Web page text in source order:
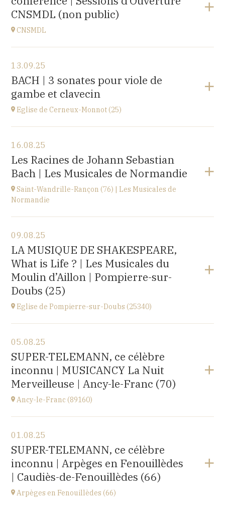
à20H00
Acheter vos billets
CNSMDL (non public)
CNSMDL
CNSMD | Conservatoire National Supérieur Musique
et Danse de Lyon
3 quai Chauveau, 69009 LYON
à
13.09.25
BACH | 3 sonates pour viole de
gambe et clavecin
Eglise de Cerneux-Monnot (25)
Eglise de Cerneux-Monnot (25)
lieu dit Les Cerneux-Monnots, 25210 Bonnétage
à20H00
16.08.25
Les Racines de Johann Sebastian
Bach | Les Musicales de Normandie
Saint-Wandrille-Rançon (76) | Les Musicales de
Normandie
Église Saint-Michel,
2 rue Saint-Jacques, Saint-Wandrille-Rançon
(76490)
à 17H
Acheter vos billets
09.08.25
LA MUSIQUE DE SHAKESPEARE,
What is Life ? | Les Musicales du
Moulin d’Aillon | Pompierre-sur-
Doubs (25)
Eglise de Pompierre-sur-Doubs (25340)
Eglise de Pompierre-sur-Doubs (25340)
3 chemin de l'église
à20H00
05.08.25
SUPER-TELEMANN, ce célèbre
inconnu | MUSICANCY La Nuit
Merveilleuse | Ancy-le-Franc (70)
Ancy-le-Franc (89160)
Ancy-le-Franc (89160)
Le Château d’Ancy-le-Franc, 18 Place Clermont-
Tonnerre, 89160 Ancy-le-Franc
à 20H00
01.08.25
SUPER-TELEMANN, ce célèbre
inconnu | Arpèges en Fenouillèdes
| Caudiès-de-Fenouillèdes (66)
Arpèges en Fenouillèdes (66)